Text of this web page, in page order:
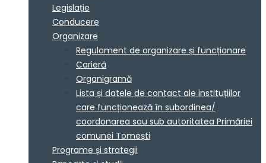
Legislație
Conducere
Organizare
Regulament de organizare și funcționare
Carieră
Organigramă
Lista și datele de contact ale instituțiilor
care funcționează în subordinea/
coordonarea sau sub autoritatea Primăriei
comunei Tomești
Programe și strategii